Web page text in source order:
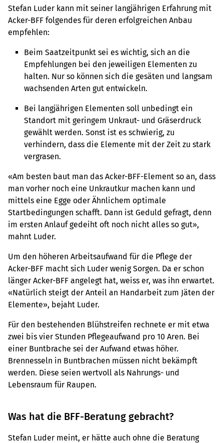
Stefan Luder kann mit seiner langjährigen Erfahrung mit
Acker-BFF folgendes für deren erfolgreichen Anbau
empfehlen:
Beim Saatzeitpunkt sei es wichtig, sich an die
Empfehlungen bei den jeweiligen Elementen zu
halten. Nur so können sich die gesäten und langsam
wachsenden Arten gut entwickeln.
Bei langjährigen Elementen soll unbedingt ein
Standort mit geringem Unkraut- und Gräserdruck
gewählt werden. Sonst ist es schwierig, zu
verhindern, dass die Elemente mit der Zeit zu stark
vergrasen.
«Am besten baut man das Acker-BFF-Element so an, dass
man vorher noch eine Unkrautkur machen kann und
mittels eine Egge oder Ähnlichem optimale
Startbedingungen schafft. Dann ist Geduld gefragt, denn
im ersten Anlauf gedeiht oft noch nicht alles so gut»,
mahnt Luder.
Um den höheren Arbeitsaufwand für die Pflege der
Acker-BFF macht sich Luder wenig Sorgen. Da er schon
länger Acker-BFF angelegt hat, weiss er, was ihn erwartet.
«Natürlich steigt der Anteil an Handarbeit zum Jäten der
Elemente», bejaht Luder.
Für den bestehenden Blühstreifen rechnete er mit etwa
zwei bis vier Stunden Pflegeaufwand pro 10 Aren. Bei
einer Buntbrache sei der Aufwand etwas höher.
Brennesseln in Buntbrachen müssen nicht bekämpft
werden. Diese seien wertvoll als Nahrungs- und
Lebensraum für Raupen.
Was hat die BFF-Beratung gebracht?
Stefan Luder meint, er hätte auch ohne die Beratung